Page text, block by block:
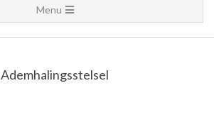
Menu
Ademhalingsstelsel